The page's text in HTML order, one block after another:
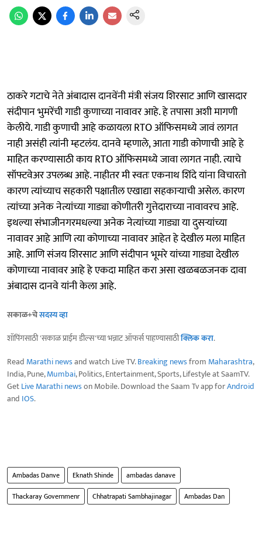
ठाकरे गटाचे नेते अंबादास दानवेंनी मंत्री संजय शिरसाट आणि खासदार
संदीपान भुमरेंची गाडी कुणाच्या नावावर आहे. हे तपासा अशी मागणी
केलीये. गाडी कुणाची आहे कळायला RTO ऑफिसमध्ये जावं लागत
नाही असंही त्यांनी म्हटलंय. दानवे म्हणाले, आता गाडी कोणाची आहे हे
माहित करण्यासाठी काय RTO ऑफिसमध्ये जावा लागत नाही. त्याचे
सॉफ्टवेअर उपलब्ध आहे. नाहीतर मी स्वतः एकनाथ शिंदे यांना विचारतो
कारण त्यांच्याच सहकारी पक्षातील एखाद्या सहकाऱ्याची असेल. कारण
त्यांच्या अनेक नेत्यांच्या गाड्या कोणीतरी गुत्तेदाराच्या नावावरच आहे.
इथल्या संभाजीनगरमधल्या अनेक नेत्यांच्या गाड्या या दुसऱ्यांच्या
नावावर आहे आणि त्या कोणाच्या नावावर आहेत हे देखील मला माहित
आहे. आणि संजय शिरसाट आणि संदीपान भूमरे यांच्या गाड्या देखील
कोणाच्या नावावर आहे हे एकदा माहित करा असा खळबळजनक दावा
अंबादास दानवे यांनी केला आहे.
सकाळ+चेसदस्य व्हा
शॉपिंगसाठी 'सकाळ प्राईम डील्स'च्या भन्नाट ऑफर्स पाहण्यासाठीक्लिक करा.
Read Marathi newsand watch Live TV.Breaking newsfrom Maharashtra,
India, Pune,Mumbai, Politics, Entertainment, Sports, Lifestyle at SaamTV.
GetLive Marathi newson Mobile. Download the Saam Tv app forAndroid
and IOS.
Ambadas Danve Eknath Shinde
ambadas danave
Thackaray Governmenr
Chhatrapati Sambhajinagar Ambadas Dan